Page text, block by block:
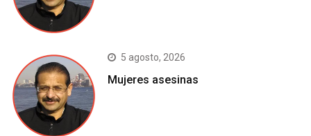
5 agosto, 2026
Mujeres asesinas